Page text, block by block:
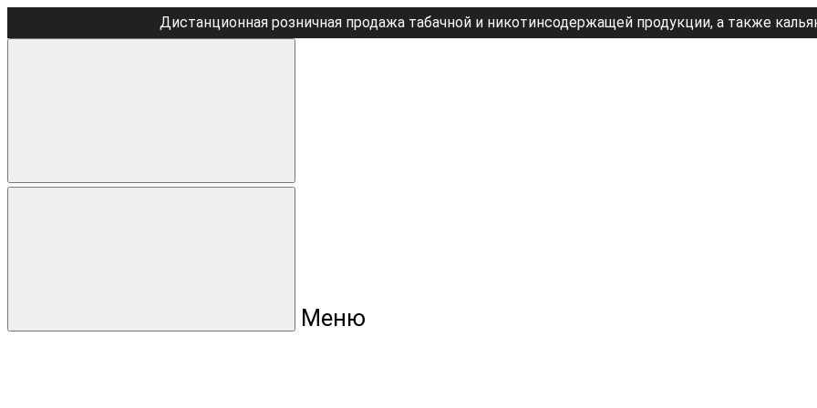
Дистанционная розничная продажа табачной и никотинсодержащей продукции, а также
Меню